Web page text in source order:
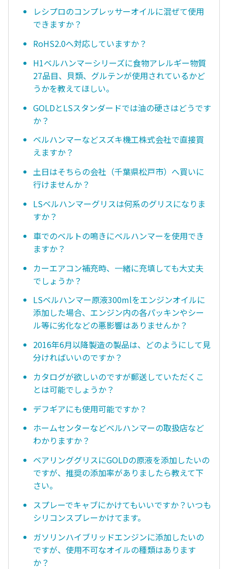
レシプロのコンプレッサーオイルに混ぜて使用
できますか？
RoHS2.0へ対応していますか？
H1ベルハンマーシリーズに食物アレルギー物質
27品目、貝類、グルテンが使用されているかど
うかを教えてほしい。
GOLDとLSスタンダードでは油の硬さはどうです
か？
ベルハンマーなどスズキ機工株式会社で直接買
えますか？
土日はそちらの会社（千葉県松戸市）へ買いに
行けませんか？
LSベルハンマーグリスは何系のグリスになりま
すか？
車でのベルトの鳴きにベルハンマーを使用でき
ますか？
カーエアコン補充時、一緒に充填しても大丈夫
でしょうか？
LSベルハンマー原液300mlをエンジンオイルに
添加した場合、エンジン内の各パッキンやシー
ル等に劣化などの悪影響はありませんか？
2016年6月以降製造の製品は、どのようにして見
分ければいいのですか？
カタログが欲しいのですが郵送していただくこ
とは可能でしょうか？
デフギアにも使用可能ですか？
ホームセンターなどベルハンマーの取扱店など
わかりますか？
ベアリンググリスにGOLDの原液を添加したいの
ですが、推奨の添加率がありましたら教えて下
さい。
スプレーでキャブにかけてもいいですか？いつも
シリコンスプレーかけてます。
ガソリンハイブリッドエンジンに添加したいの
ですが、使用不可なオイルの種類はあります
か？